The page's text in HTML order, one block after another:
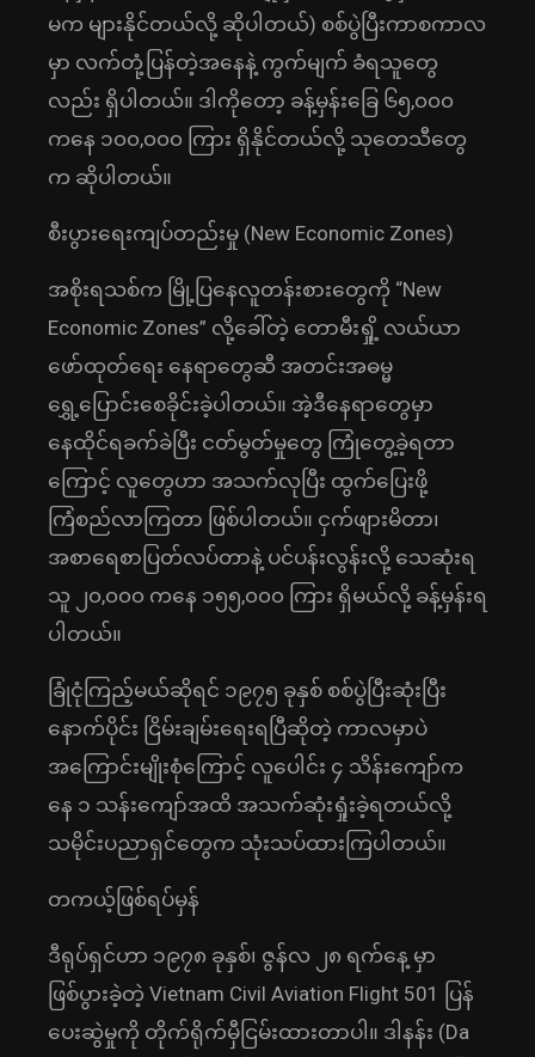
မက များနိုင်တယ်လို့ ဆိုပါတယ်) စစ်ပွဲပြီးကာစကာလ
မှာ လက်တုံ့ပြန်တဲ့အနေနဲ့ ကွက်မျက် ခံရသူတွေ
လည်း ရှိပါတယ်။ ဒါကိုတော့ ခန့်မှန်းခြေ ၆၅,၀၀၀
ကနေ ၁၀၀,၀၀၀ ကြား ရှိနိုင်တယ်လို့ သုတေသီတွေ
က ဆိုပါတယ်။
စီးပွားရေးကျပ်တည်းမှု (New Economic Zones)
အစိုးရသစ်က မြို့ပြနေလူတန်းစားတွေကို “New
Economic Zones” လို့ခေါ်တဲ့ တောမီးရှို့ လယ်ယာ
ဖော်ထုတ်ရေး နေရာတွေဆီ အတင်းအဓမ္မ
ရွှေ့ပြောင်းစေခိုင်းခဲ့ပါတယ်။ အဲ့ဒီနေရာတွေမှာ
နေထိုင်ရခက်ခဲပြီး ငတ်မွတ်မှုတွေ ကြုံတွေ့ခဲ့ရတာ
ကြောင့် လူတွေဟာ အသက်လုပြီး ထွက်ပြေးဖို့
ကြံစည်လာကြတာ ဖြစ်ပါတယ်။ ငှက်ဖျားမိတာ၊
အစာရေစာပြတ်လပ်တာနဲ့ ပင်ပန်းလွန်းလို့ သေဆုံးရ
သူ ၂၀,၀၀၀ ကနေ ၁၅၅,၀၀၀ ကြား ရှိမယ်လို့ ခန့်မှန်းရ
ပါတယ်။
ခြုံငုံကြည့်မယ်ဆိုရင် ၁၉၇၅ ခုနှစ် စစ်ပွဲပြီးဆုံးပြီး
နောက်ပိုင်း ငြိမ်းချမ်းရေးရပြီဆိုတဲ့ ကာလမှာပဲ
အကြောင်းမျိုးစုံကြောင့် လူပေါင်း ၄ သိန်းကျော်က
နေ ၁ သန်းကျော်အထိ အသက်ဆုံးရှုံးခဲ့ရတယ်လို့
သမိုင်းပညာရှင်တွေက သုံးသပ်ထားကြပါတယ်။
တကယ့်ဖြစ်ရပ်မှန်
ဒီရုပ်ရှင်ဟာ ၁၉၇၈ ခုနှစ်၊ ဇွန်လ ၂၈ ရက်နေ့ မှာ
ဖြစ်ပွားခဲ့တဲ့ Vietnam Civil Aviation Flight 501 ပြန်
ပေးဆွဲမှုကို တိုက်ရိုက်မှီငြမ်းထားတာပါ။ ဒါနန်း (Da